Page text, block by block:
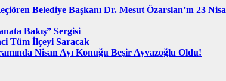
Belediye Başkanı Dr. Mesut Özarslan’ın 23
Bakış” Sergisi
Tüm İlçeyi Saracak
Nisan Ayı Konuğu Beşir Ayvazoğlu Oldu!